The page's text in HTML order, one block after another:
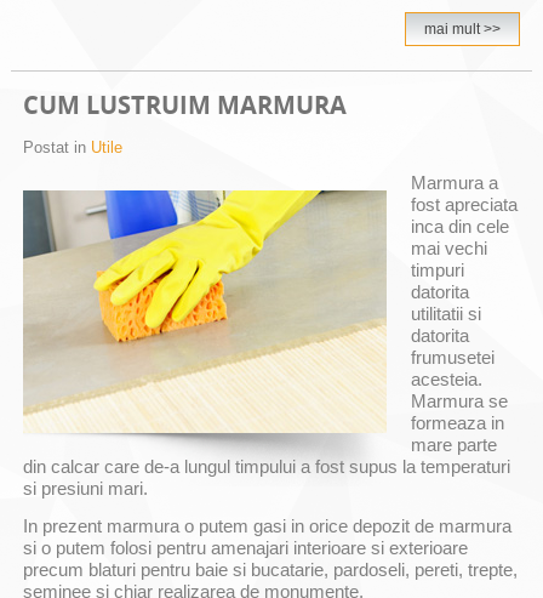
mai mult >>
CUM LUSTRUIM MARMURA
Postat in Utile
Marmura a
fost apreciata
inca din cele
mai vechi
timpuri
datorita
utilitatii si
datorita
frumusetei
acesteia.
Marmura se
formeaza in
mare parte
din calcar care de-a lungul timpului a fost supus la temperaturi
si presiuni mari.
In prezent marmura o putem gasi in orice depozit de marmura
si o putem folosi pentru amenajari interioare si exterioare
precum blaturi pentru baie si bucatarie, pardoseli, pereti, trepte,
seminee si chiar realizarea de monumente.